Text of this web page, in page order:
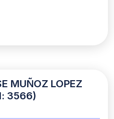
MUÑOZ LOPEZ
3566)